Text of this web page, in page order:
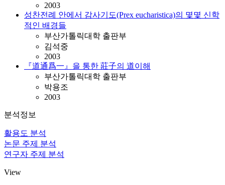
2003
성찬전례 안에서 감사기도(Prex eucharistica)의 몇몇 신학
적인 배경들
부산가톨릭대학 출판부
김석중
2003
『道通爲一』을 통한 莊子의 道이해
부산가톨릭대학 출판부
박용조
2003
분석정보
활용도 분석
논문 주제 분석
연구자 주제 분석
View